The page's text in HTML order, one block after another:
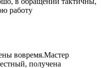
работу
вовремя.Мастер
получена